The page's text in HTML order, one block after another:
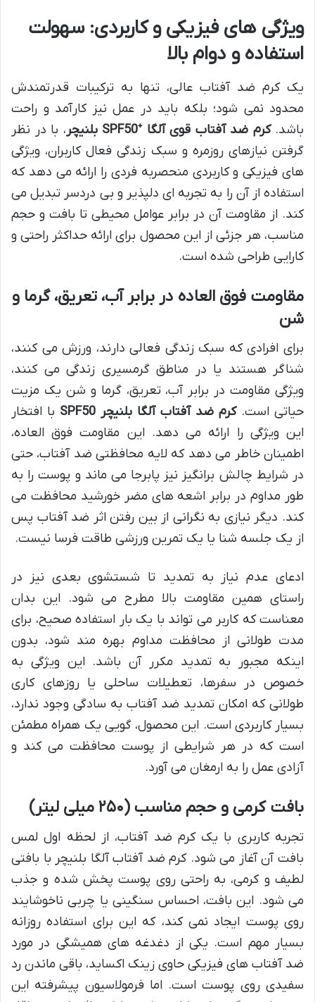
ویژگی های فیزیکی و کاربردی: سهولت
استفاده و دوام بالا
یک کرم ضد آفتاب عالی، تنها به ترکیبات قدرتمندش
محدود نمی شود؛ بلکه باید در عمل نیز کارآمد و راحت
باشد.کرم ضد آفتاب قوی آلگا ⁺SPF50 بلنیچر
، با در نظر
گرفتن نیازهای روزمره و سبک زندگی فعال کاربران، ویژگی
های فیزیکی و کاربردی منحصربه فردی را ارائه می دهد که
استفاده از آن را به تجربه ای دلپذیر و بی دردسر تبدیل می
کند. از مقاومت آن در برابر عوامل محیطی تا بافت و حجم
مناسب، هر جزئی از این محصول برای ارائه حداکثر راحتی و
کارایی طراحی شده است.
مقاومت فوق العاده در برابر آب، تعریق، گرما و
شن
برای افرادی که سبک زندگی فعالی دارند، ورزش می کنند،
شناگر هستند یا در مناطق گرمسیری زندگی می کنند،
ویژگی مقاومت در برابر آب، تعریق، گرما و شن یک مزیت
حیاتی است.کرم ضد آفتاب آلگا بلنیچر SPF50
با افتخار
این ویژگی را ارائه می دهد. این مقاومت فوق العاده،
اطمینان خاطر می دهد که لایه محافظتی ضد آفتاب، حتی
در شرایط چالش برانگیز نیز پابرجا می ماند و پوست را به
طور مداوم در برابر اشعه های مضر خورشید محافظت می
کند. دیگر نیازی به نگرانی از بین رفتن اثر ضد آفتاب پس
از یک جلسه شنا یا یک تمرین ورزشی طاقت فرسا نیست.
ادعای عدم نیاز به تمدید تا شستشوی بعدی نیز در
راستای همین مقاومت بالا مطرح می شود. این بدان
معناست که کاربر می تواند با یک بار استفاده صحیح، برای
مدت طولانی از محافظت مداوم بهره مند شود، بدون
اینکه مجبور به تمدید مکرر آن باشد. این ویژگی به
خصوص در سفرها، تعطیلات ساحلی یا روزهای کاری
طولانی که امکان تمدید ضد آفتاب به سادگی وجود ندارد،
بسیار کاربردی است. این محصول، گویی یک همراه مطمئن
است که در هر شرایطی از پوست محافظت می کند و
آزادی عمل را به ارمغان می آورد.
بافت کرمی و حجم مناسب (۲۵۰ میلی لیتر)
تجربه کاربری با یک کرم ضد آفتاب، از لحظه اول لمس
بافت آن آغاز می شود. کرم ضد آفتاب آلگا بلنیچر با بافتی
لطیف و کرمی، به راحتی روی پوست پخش شده و جذب
می شود. این بافت، احساس سنگینی یا چربی ناخوشایند
روی پوست ایجاد نمی کند، که این برای استفاده روزانه
بسیار مهم است. یکی از دغدغه های همیشگی در مورد
ضد آفتاب های فیزیکی حاوی زینک اکساید، باقی ماندن رد
سفیدی روی پوست است. اما فرمولاسیون پیشرفته این